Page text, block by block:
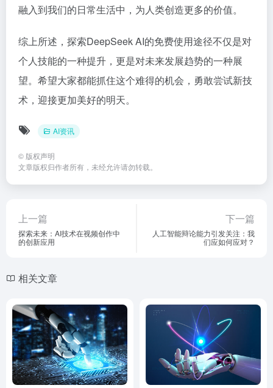
融入到我们的日常生活中，为人类创造更多的价值。
综上所述，探索DeepSeek AI的免费使用途径不仅是对
个人技能的一种提升，更是对未来发展趋势的一种展
望。希望大家都能抓住这个难得的机会，勇敢尝试新技
术，迎接更加美好的明天。
AI资讯
© 版权声明
文章版权归作者所有，未经允许请勿转载。
上一篇
探索未来：AI技术在视频创作中
的创新应用
下一篇
人工智能辩论能力引发关注：我
们应如何应对？
相关文章